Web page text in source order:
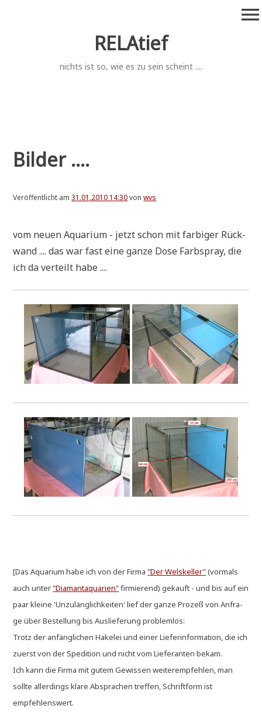
RELAtief
nichts ist so, wie es zu sein scheint ....
menu
Bilder ....
Veröffentlicht am31.01.2010 14:30vonwvs
vom neu­en Aqua­ri­um - jetzt schon mit far­bi­ger Rück­
wand .... das war fast eine gan­ze Dose Farb­spray, die
ich da ver­teilt habe ....
[Das Aqua­ri­um habe ich von der Fir­ma"Der Wels­kel­ler"(vor­mals
auch unter"Dia­man­t­a­qua­ri­en"fir­mie­rend) gekauft - und bis auf ein
paar klei­ne 'Unzu­läng­lich­kei­ten' lief der gan­ze Pro­zeß von Anfra­
ge über Bestel­lung bis Aus­lie­fe­rung problemlos:
Trotz der anfäng­li­chen Hake­lei und einer Lie­fer­in­for­ma­ti­on, die ich
zuerst von der Spe­di­ti­on und nicht vom Lie­fe­ran­ten bekam.
Ich kann die Fir­ma mit gutem Gewis­sen wei­ter­emp­feh­len, man
soll­te aller­dings kla­re Abspra­chen tref­fen, Schrift­form ist
empfehlenswert.